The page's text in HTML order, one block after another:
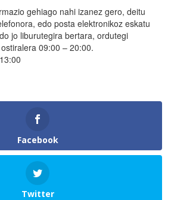
gehiago nahi izanez gero, deitu
edo posta elektronikoz eskatu
jo liburutegira bertara, ordutegi
09:00 – 20:00.
Facebook
Twitter